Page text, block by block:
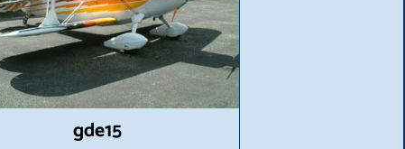
gde15